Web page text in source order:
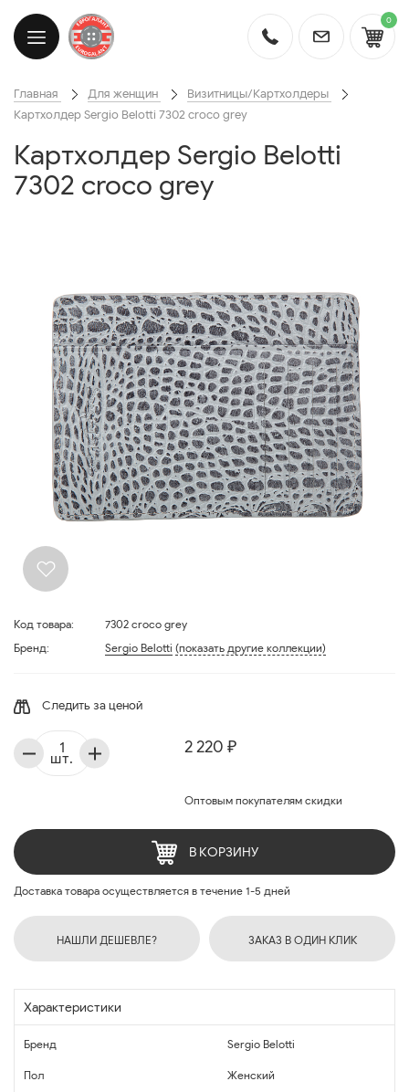
0
Главная Для женщин
Визитницы/Картхолдеры
Картхолдер Sergio Belotti 7302 croco grey
Картхолдер Sergio Belotti
7302 croco grey
Код товара:
7302 croco grey
Бренд:
Sergio Belotti (показать другие коллекции)
Следить за ценой
2 220 ₽
Оптовым покупателям скидки
шт.
В КОРЗИНУ
Доставка товара осуществляется в течение 1-5 дней
НАШЛИ ДЕШЕВЛЕ? ЗАКАЗ В ОДИН КЛИК
Характеристики
Бренд Sergio Belotti
Пол Женский